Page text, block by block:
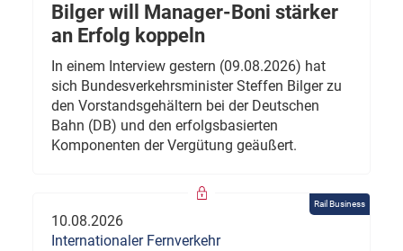
Bilger will Manager-Boni stärker
an Erfolg koppeln
In einem Interview gestern (09.08.2026) hat
sich Bundesverkehrsminister Steffen Bilger zu
den Vorstandsgehältern bei der Deutschen
Bahn (DB) und den erfolgsbasierten
Komponenten der Vergütung geäußert.
Rail Business
10.08.2026
Internationaler Fernverkehr